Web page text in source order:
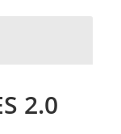
2.0